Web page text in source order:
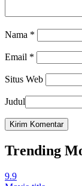
Nama *
Email *
Situs Web
Judul
Trending
9.9